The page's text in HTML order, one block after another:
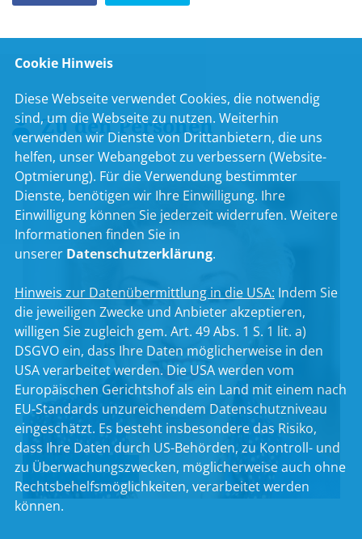
Zu den Personen
Petra Guttenberger
Cookie Hinweis
Diese Webseite verwendet Cookies, die notwendig
sind, um die Webseite zu nutzen. Weiterhin
verwenden wir Dienste von Drittanbietern, die uns
helfen, unser Webangebot zu verbessern (Website-
Optmierung). Für die Verwendung bestimmter
Dienste, benötigen wir Ihre Einwilligung. Ihre
Einwilligung können Sie jederzeit widerrufen. Weitere
Informationen finden Sie in
unserer Datenschutzerklärung.
Hinweis zur Datenübermittlung in die USA: Indem Sie
die jeweiligen Zwecke und Anbieter akzeptieren,
willigen Sie zugleich gem. Art. 49 Abs. 1 S. 1 lit. a)
DSGVO ein, dass Ihre Daten möglicherweise in den
USA verarbeitet werden. Die USA werden vom
Europäischen Gerichtshof als ein Land mit einem nach
EU-Standards unzureichendem Datenschutzniveau
eingeschätzt. Es besteht insbesondere das Risiko,
dass Ihre Daten durch US-Behörden, zu Kontroll- und
zu Überwachungszwecken, möglicherweise auch ohne
Rechtsbehelfsmöglichkeiten, verarbeitet werden
können.